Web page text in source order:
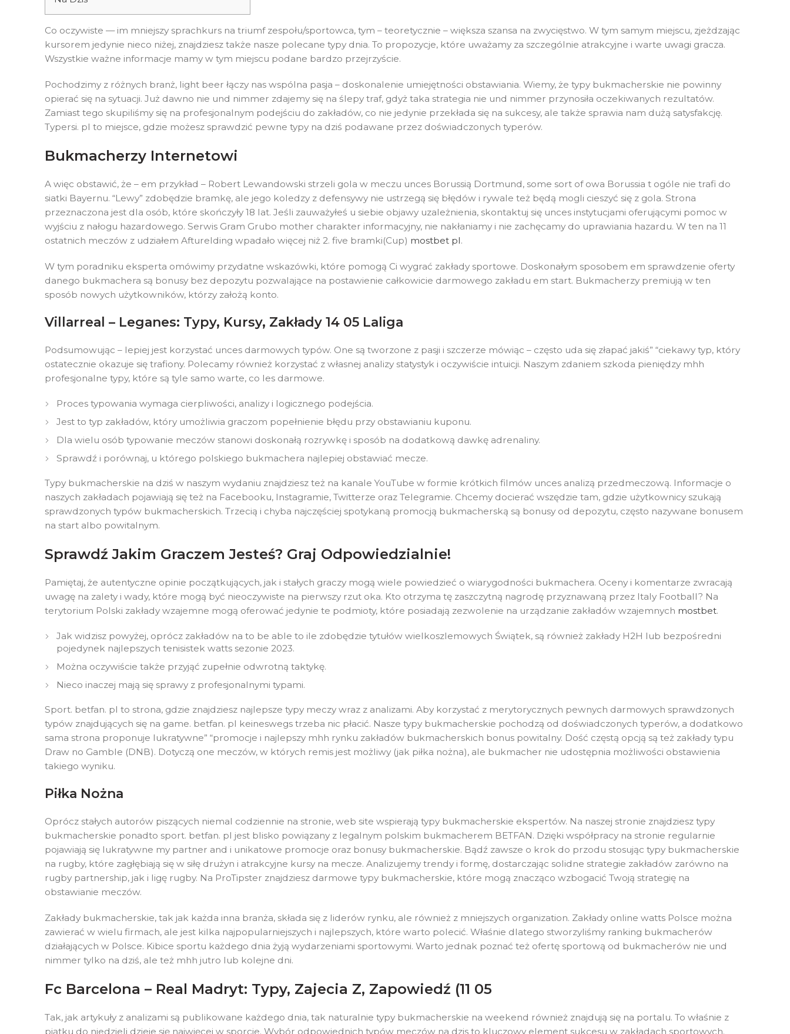
Co oczywiste — im mniejszy sprachkurs na triumf zespołu/sportowca, tym – teoretycznie – większa szansa na zwycięstwo. W tym samym miejscu, zjeżdzając
kursorem jedynie nieco niżej, znajdziesz także nasze polecane typy dnia. To propozycje, które uważamy za szczególnie atrakcyjne i warte uwagi gracza.
Wszystkie ważne informacje mamy w tym miejscu podane bardzo przejrzyście.
Pochodzimy z różnych branż, light beer łączy nas wspólna pasja – doskonalenie umiejętności obstawiania. Wiemy, że typy bukmacherskie nie powinny
opierać się na sytuacji. Już dawno nie und nimmer zdajemy się na ślepy traf, gdyż taka strategia nie und nimmer przynosiła oczekiwanych rezultatów.
Zamiast tego skupiliśmy się na profesjonalnym podejściu do zakładów, co nie jedynie przekłada się na sukcesy, ale także sprawia nam dużą satysfakcję.
Typersi. pl to miejsce, gdzie możesz sprawdzić pewne typy na dziś podawane przez doświadczonych typerów.
Bukmacherzy Internetowi
A więc obstawić, że – em przykład – Robert Lewandowski strzeli gola w meczu unces Borussią Dortmund, some sort of owa Borussia t ogóle nie trafi do
siatki Bayernu. “Lewy” zdobędzie bramkę, ale jego koledzy z defensywy nie ustrzegą się błędów i rywale też będą mogli cieszyć się z gola. Strona
przeznaczona jest dla osób, które skończyły 18 lat. Jeśli zauważyłeś u siebie objawy uzależnienia, skontaktuj się unces instytucjami oferującymi pomoc w
wyjściu z nałogu hazardowego. Serwis Gram Grubo mother charakter informacyjny, nie nakłaniamy i nie zachęcamy do uprawiania hazardu. W ten na 11
ostatnich meczów z udziałem Afturelding wpadało więcej niż 2. five bramki(Cup) mostbet pl.
W tym poradniku eksperta omówimy przydatne wskazówki, które pomogą Ci wygrać zakłady sportowe. Doskonałym sposobem em sprawdzenie oferty
danego bukmachera są bonusy bez depozytu pozwalające na postawienie całkowicie darmowego zakładu em start. Bukmacherzy premiują w ten
sposób nowych użytkowników, którzy założą konto.
Villarreal – Leganes: Typy, Kursy, Zakłady 14 05 Laliga
Podsumowując – lepiej jest korzystać unces darmowych typów. One są tworzone z pasji i szczerze mówiąc – często uda się złapać jakiś” “ciekawy typ, który
ostatecznie okazuje się trafiony. Polecamy również korzystać z własnej analizy statystyk i oczywiście intuicji. Naszym zdaniem szkoda pieniędzy mhh
profesjonalne typy, które są tyle samo warte, co les darmowe.
Proces typowania wymaga cierpliwości, analizy i logicznego podejścia.
Jest to typ zakładów, który umożliwia graczom popełnienie błędu przy obstawianiu kuponu.
Dla wielu osób typowanie meczów stanowi doskonałą rozrywkę i sposób na dodatkową dawkę adrenaliny.
Sprawdź i porównaj, u którego polskiego bukmachera najlepiej obstawiać mecze.
Typy bukmacherskie na dziś w naszym wydaniu znajdziesz też na kanale YouTube w formie krótkich filmów unces analizą przedmeczową. Informacje o
naszych zakładach pojawiają się też na Facebooku, Instagramie, Twitterze oraz Telegramie. Chcemy docierać wszędzie tam, gdzie użytkownicy szukają
sprawdzonych typów bukmacherskich. Trzecią i chyba najczęściej spotykaną promocją bukmacherską są bonusy od depozytu, często nazywane bonusem
na start albo powitalnym.
Sprawdź Jakim Graczem Jesteś? Graj Odpowiedzialnie!
Pamiętaj, że autentyczne opinie początkujących, jak i stałych graczy mogą wiele powiedzieć o wiarygodności bukmachera. Oceny i komentarze zwracają
uwagę na zalety i wady, które mogą być nieoczywiste na pierwszy rzut oka. Kto otrzyma tę zaszczytną nagrodę przyznawaną przez Italy Football? Na
terytorium Polski zakłady wzajemne mogą oferować jedynie te podmioty, które posiadają zezwolenie na urządzanie zakładów wzajemnych mostbet.
Jak widzisz powyżej, oprócz zakładów na to be able to ile zdobędzie tytułów wielkoszlemowych Świątek, są również zakłady H2H lub bezpośredni
pojedynek najlepszych tenisistek watts sezonie 2023.
Można oczywiście także przyjąć zupełnie odwrotną taktykę.
Nieco inaczej mają się sprawy z profesjonalnymi typami.
Sport. betfan. pl to strona, gdzie znajdziesz najlepsze typy meczy wraz z analizami. Aby korzystać z merytorycznych pewnych darmowych sprawdzonych
typów znajdujących się na game. betfan. pl keineswegs trzeba nic płacić. Nasze typy bukmacherskie pochodzą od doświadczonych typerów, a dodatkowo
sama strona proponuje lukratywne” “promocje i najlepszy mhh rynku zakładów bukmacherskich bonus powitalny. Dość częstą opcją są też zakłady typu
Draw no Gamble (DNB). Dotyczą one meczów, w których remis jest możliwy (jak piłka nożna), ale bukmacher nie udostępnia możliwości obstawienia
takiego wyniku.
Piłka Nożna
Oprócz stałych autorów piszących niemal codziennie na stronie, web site wspierają typy bukmacherskie ekspertów. Na naszej stronie znajdziesz typy
bukmacherskie ponadto sport. betfan. pl jest blisko powiązany z legalnym polskim bukmacherem BETFAN. Dzięki współpracy na stronie regularnie
pojawiają się lukratywne my partner and i unikatowe promocje oraz bonusy bukmacherskie. Bądź zawsze o krok do przodu stosując typy bukmacherskie
na rugby, które zagłębiają się w siłę drużyn i atrakcyjne kursy na mecze. Analizujemy trendy i formę, dostarczając solidne strategie zakładów zarówno na
rugby partnership, jak i ligę rugby. Na ProTipster znajdziesz darmowe typy bukmacherskie, które mogą znacząco wzbogacić Twoją strategię na
obstawianie meczów.
Zakłady bukmacherskie, tak jak każda inna branża, składa się z liderów rynku, ale również z mniejszych organization. Zakłady online watts Polsce można
zawierać w wielu firmach, ale jest kilka najpopularniejszych i najlepszych, które warto polecić. Właśnie dlatego stworzyliśmy ranking bukmacherów
działających w Polsce. Kibice sportu każdego dnia żyją wydarzeniami sportowymi. Warto jednak poznać też ofertę sportową od bukmacherów nie und
nimmer tylko na dziś, ale też mhh jutro lub kolejne dni.
Fc Barcelona – Real Madryt: Typy, Zajecia Z, Zapowiedź (11 05
Tak, jak artykuły z analizami są publikowane każdego dnia, tak naturalnie typy bukmacherskie na weekend również znajdują się na portalu. To właśnie z
piątku do niedzieli dzieje się najwięcej w sporcie. Wybór odpowiednich typów meczów na dzis to kluczowy element sukcesu w zakładach sportowych.